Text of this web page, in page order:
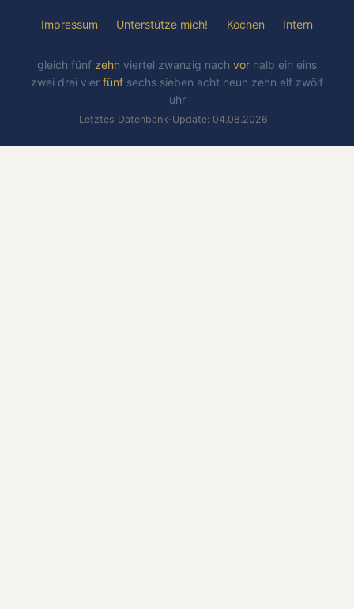
Impressum Unterstütze mich! Kochen Intern
gleich fünf zehn viertel zwanzig nach vor halb ein eins
zwei drei vier fünf sechs sieben acht neun zehn elf zwölf
uhr
Letztes Datenbank-Update: 04.08.2026